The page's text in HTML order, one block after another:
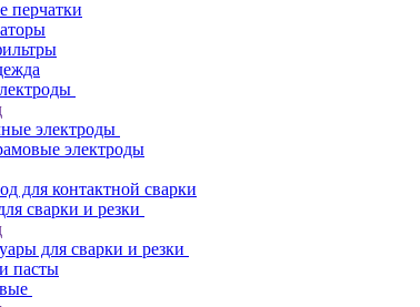
перчатки
электроды
электроды
для контактной сварки
сварки и резки
для сварки и резки
пасты